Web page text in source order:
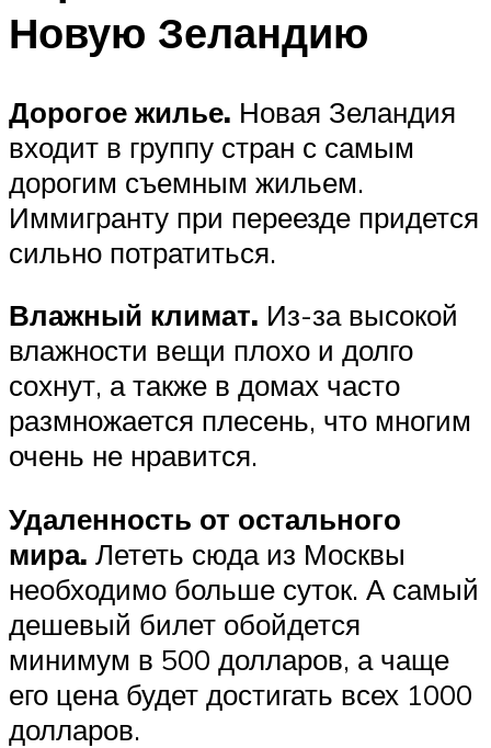
Новую Зеландию
Дорогое жилье. Новая Зеландия
входит в группу стран с самым
дорогим съемным жильем.
Иммигранту при переезде придется
сильно потратиться.
Влажный климат. Из-за высокой
влажности вещи плохо и долго
сохнут, а также в домах часто
размножается плесень, что многим
очень не нравится.
Удаленность от остального
мира. Лететь сюда из Москвы
необходимо больше суток. А самый
дешевый билет обойдется
минимум в 500 долларов, а чаще
его цена будет достигать всех 1000
долларов.